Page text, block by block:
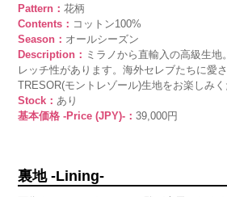
Pattern：花柄
Contents： コットン100%
Season： オールシーズン
Description： ミラノから直輸入の高級生地
レッチ性があります。海外セレブたちに愛
TRESOR(モントレゾール)生地をお楽しみく
Stock：あり
基本価格 -Price (JPY)-：39,000円
裏地 -Lining-